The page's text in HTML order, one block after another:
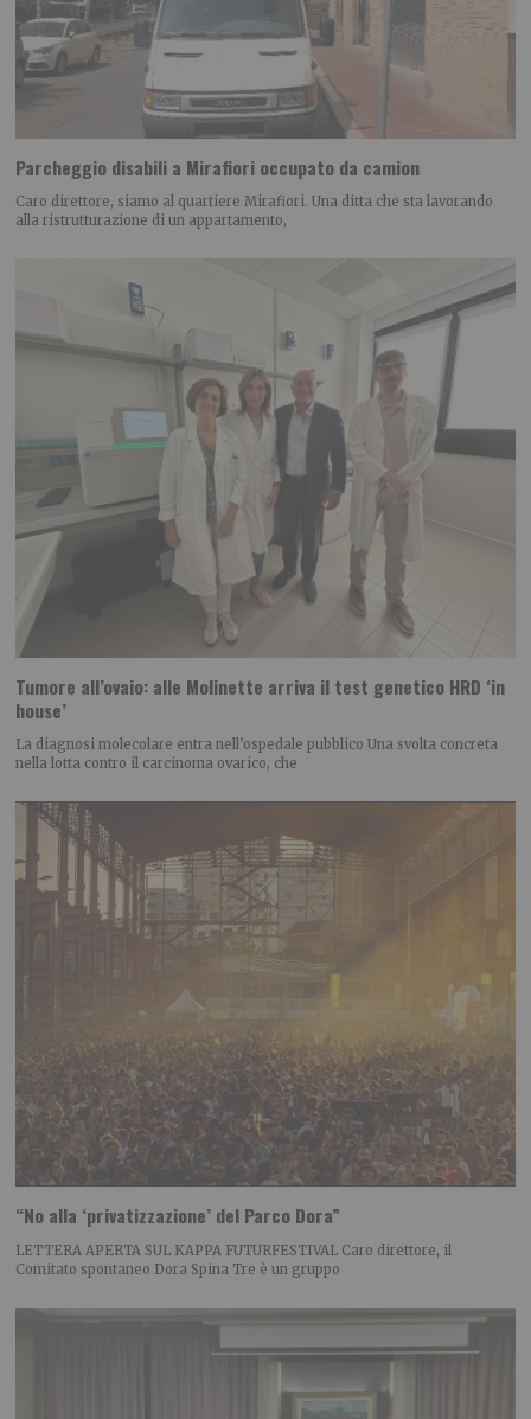
Parcheggio disabili a Mirafiori occupato da camion
Caro direttore, siamo al quartiere Mirafiori. Una ditta che sta lavorando
alla ristrutturazione di un appartamento,
Tumore all’ovaio: alle Molinette arriva il test genetico HRD ‘in
house’
La diagnosi molecolare entra nell’ospedale pubblico Una svolta concreta
nella lotta contro il carcinoma ovarico, che
“No alla ‘privatizzazione’ del Parco Dora”
LETTERA APERTA SUL KAPPA FUTURFESTIVAL Caro direttore, il
Comitato spontaneo Dora Spina Tre è un gruppo